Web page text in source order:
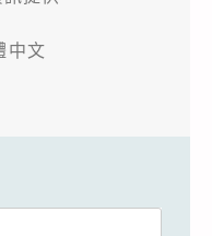
中文